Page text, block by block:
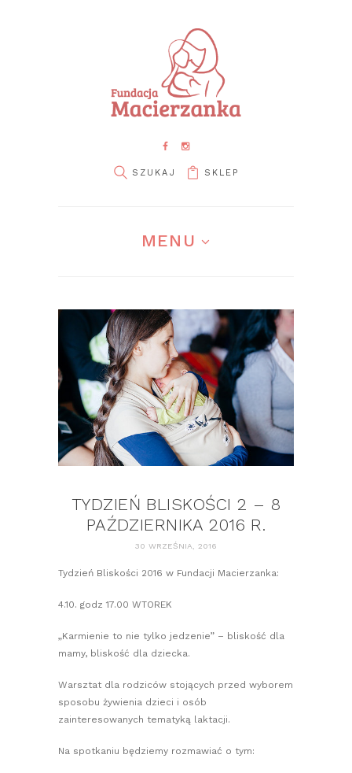
SKLEP
MENU
TYDZIEŃ BLISKOŚCI 2 – 8
PAŹDZIERNIKA 2016 R.
30 WRZEŚNIA, 2016
Tydzień Bliskości 2016 w Fundacji Macierzanka:
4.10. godz 17.00 WTOREK
„Karmienie to nie tylko jedzenie” – bliskość dla
mamy, bliskość dla dziecka.
Warsztat dla rodziców stojących przed wyborem
sposobu żywienia dzieci i osób
zainteresowanych tematyką laktacji.
Na spotkaniu będziemy rozmawiać o tym: